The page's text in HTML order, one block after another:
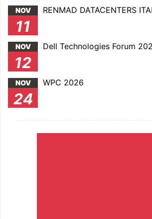
NOV
11
RENMAD DATACENTERS
NOV
12
Dell Technologies Forum
NOV
24
WPC 2026